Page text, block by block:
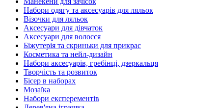
Набори одягу та аксесуарів для ляльок
Візочки для ляльок
Аксесуари для дівчаток
Аксесуари для волосся
Біжутерія та скриньки для прикрас
Косметика та нейл-дизайн
Набори аксесуарів, гребінці, дзеркальця
Творчість та розвиток
Бісер в наборах
Мозаїка
Набори експерементів